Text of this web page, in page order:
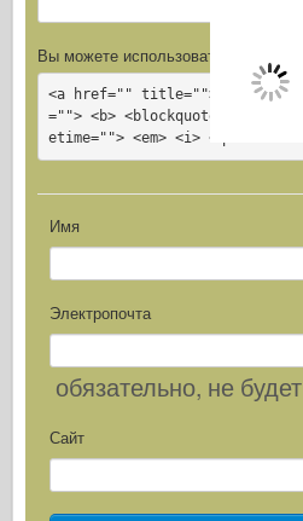
Вы можете использовать -
<a href="" title=""> <abbr
=""> <b> <blockquote cite="">
etime=""> <em> <i> <q
Имя
Электропочта
обязательно, не
Сайт